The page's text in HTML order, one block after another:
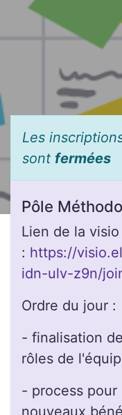
Les
sont fermées
Pôle
Lien de la visio
: https://
idn-ulv-z9n/
Ordre du jour :
- finalisation
rôles de
- process pour
nouveaux